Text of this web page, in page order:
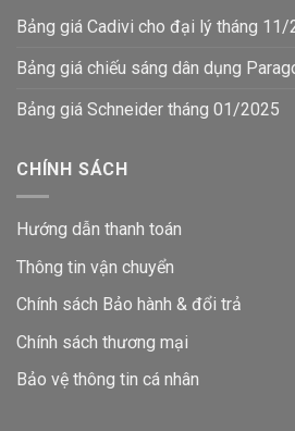
Bảng giá Cadivi cho đại lý tháng 11/
Bảng giá chiếu sáng dân dụng
Bảng giá Schneider tháng 01/2025
CHÍNH SÁCH
Hướng dẫn thanh toán
Thông tin vận chuyển
Chính sách Bảo hành & đổi trả
Chính sách thương mại
Bảo vệ thông tin cá nhân